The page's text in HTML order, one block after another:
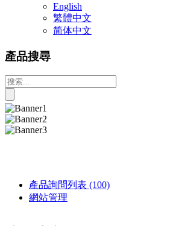
English
繁體中文
简体中文
產品搜尋
產品詢問列表 (100)
網站管理